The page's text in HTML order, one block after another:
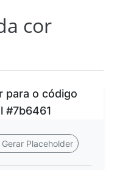
cor
Gerar Placeholder